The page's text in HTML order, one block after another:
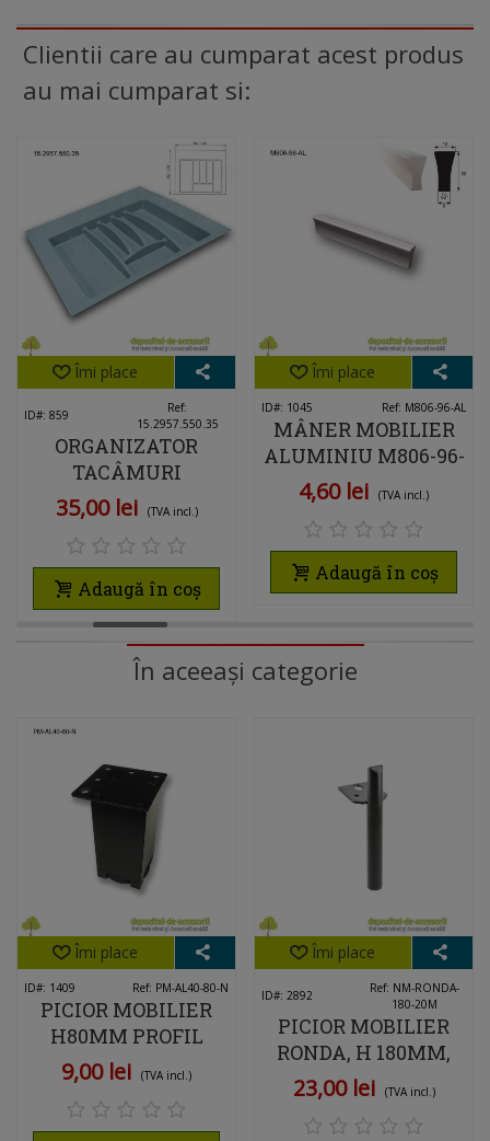
Clientii care au cumparat acest produs
au mai cumparat si:
Îmi place
ID#: 859
Ref:
15.2957.550.35
ORGANIZATOR
TACÂMURI
550X500MM 6
SEPARATOARE
35,00 lei (TVA incl.)
Adaugă în coș
Îmi place
ID#: 1045 Ref: M806-96-AL
MÂNER MOBILIER
ALUMINIU M806-96-
AL SATINAT
4,60 lei (TVA incl.)
Adaugă în coș
În aceeași categorie
Îmi place
ID#: 1409 Ref: PM-AL40-80-N
PICIOR MOBILIER
H80MM PROFIL
PĂTRAT 40 X 40MM,
NEGRU
9,00 lei (TVA incl.)
Îmi place
ID#: 2892
Ref: NM-RONDA-
180-20M
PICIOR MOBILIER
RONDA, H 180MM,
NEGRU MAT
23,00 lei (TVA incl.)